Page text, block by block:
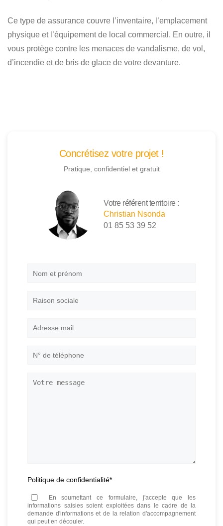
Ce type de assurance couvre l’inventaire, l’emplacement
physique et l’équipement de local commercial. En outre, il
vous protège contre les menaces de vandalisme, de vol,
d’incendie et de bris de glace de votre devanture.
Concrétisez votre projet !
Pratique, confidentiel et gratuit
Votre référent territoire :
Christian Nsonda
01 85 53 39 52
Nom
Raison
Adresse
N°
Votre
Politique de confidentialité*
En soumettant ce formulaire, j'accepte que les
informations saisies soient exploitées dans le cadre de la
demande d'informations et de la relation d'accompagnement
qui peut en découler.